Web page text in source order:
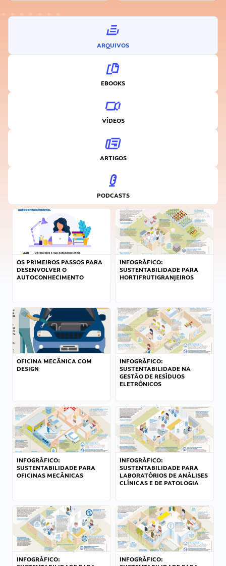
ARQUIVOS
EBOOKS
VÍDEOS
ARTIGOS
PODCASTS
OS PRIMEIROS PASSOS PARA
DESENVOLVER O
AUTOCONHECIMENTO
INFOGRÁFICO:
SUSTENTABILIDADE PARA
HORTIFRUTIGRANJEIROS
OFICINA MECÂNICA COM
DESIGN
INFOGRÁFICO:
SUSTENTABILIDADE NA
GESTÃO DE RESÍDUOS
ELETRÔNICOS
INFOGRÁFICO:
SUSTENTABILIDADE PARA
OFICINAS MECÂNICAS
INFOGRÁFICO:
SUSTENTABILIDADE PARA
LABORATÓRIOS DE ANÁLISES
CLÍNICAS E DE PATOLOGIA
INFOGRÁFICO:
INFOGRÁFICO: